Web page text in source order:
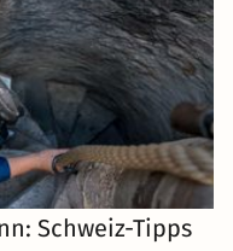
Schweiz-Tipps